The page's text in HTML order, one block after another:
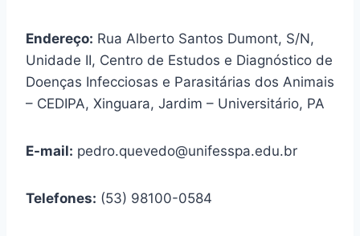
Endereço: Rua Alberto Santos Dumont, S/N,
Unidade II, Centro de Estudos e Diagnóstico de
Doenças Infecciosas e Parasitárias dos Animais
– CEDIPA, Xinguara, Jardim – Universitário, PA
E-mail: pedro.quevedo@unifesspa.edu.br
Telefones: (53) 98100-0584